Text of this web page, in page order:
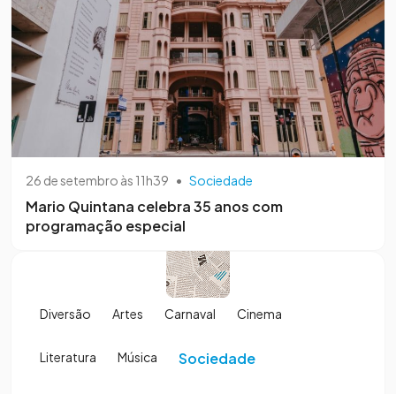
26 de setembro às 11h39 • Sociedade
Mario Quintana celebra 35 anos com
programação especial
Diversão Artes Carnaval Cinema
Literatura Música Sociedade